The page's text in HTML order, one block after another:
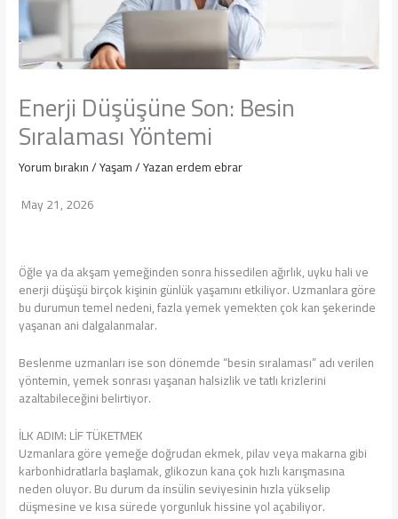
Enerji Düşüşüne Son: Besin
Sıralaması Yöntemi
Yorum bırakın/Yaşam/ Yazanerdem ebrar
May 21, 2026
Öğle ya da akşam yemeğinden sonra hissedilen ağırlık, uyku hali ve
enerji düşüşü birçok kişinin günlük yaşamını etkiliyor. Uzmanlara göre
bu durumun temel nedeni, fazla yemek yemekten çok kan şekerinde
yaşanan ani dalgalanmalar.
Beslenme uzmanları ise son dönemde “besin sıralaması” adı verilen
yöntemin, yemek sonrası yaşanan halsizlik ve tatlı krizlerini
azaltabileceğini belirtiyor.
İLK ADIM: LİF TÜKETMEK
Uzmanlara göre yemeğe doğrudan ekmek, pilav veya makarna gibi
karbonhidratlarla başlamak, glikozun kana çok hızlı karışmasına
neden oluyor. Bu durum da insülin seviyesinin hızla yükselip
düşmesine ve kısa sürede yorgunluk hissine yol açabiliyor.